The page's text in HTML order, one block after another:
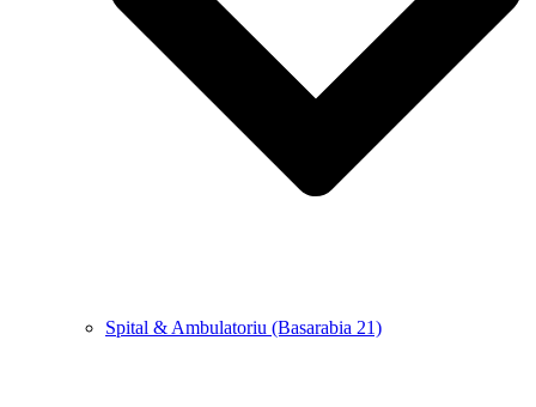
Spital & Ambulatoriu (Basarabia 21)